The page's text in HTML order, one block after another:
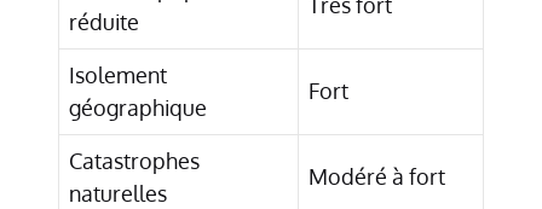
réduite
Très fort
Isolement
géographique
Fort
Catastrophes
naturelles
Modéré à fort